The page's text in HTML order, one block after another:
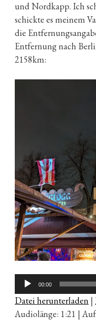
und Nordkapp. Ich
schickte es meinem
die
Entfernung nach
2158km:
Audio-
Player
00:00
Datei herunterladen |
Audiolänge: 1:21 |